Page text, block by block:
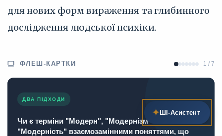
для нових форм вираження та глибинного
дослідження людської психіки.
ФЛЕШ-КАРТКИ 1 / 7
ДВА ПІДХОДИ
Чи є терміни "Модерн", "Модернізм" та
"Модерність" взаємозамінними поняттями, що
✦ ШІ‑Асистент